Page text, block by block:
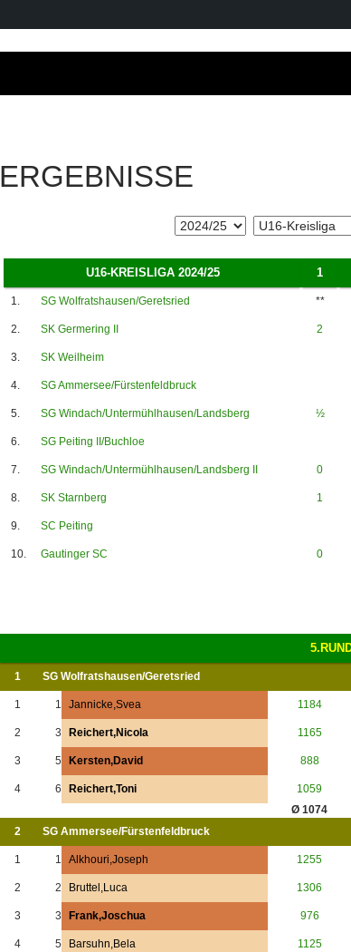
ERGEBNISSE
U16-KREISLIGA 2024/25 1
1. SG Wolfratshausen/Geretsried **
2. SK Germering II 2
3. SK Weilheim
4. SG Ammersee/Fürstenfeldbruck
5. SG Windach/Untermühlhausen/Landsberg ½
6. SG Peiting II/Buchloe
7. SG Windach/Untermühlhausen/Landsberg II 0
8. SK Starnberg 1
9. SC Peiting
10. Gautinger SC 0
1 SG Wolfratshausen/Geretsried
1 1 Jannicke,Svea 1184
2 3 Reichert,Nicola 1165
3 5 Kersten,David 888
4 6 Reichert,Toni 1059
Ø 1074
2
SG Ammersee/Fürstenfeldbruck
1 1 Alkhouri,Joseph 1255
2 2 Bruttel,Luca 1306
3 3 Frank,Joschua 976
4 5 Barsuhn,Bela 1125